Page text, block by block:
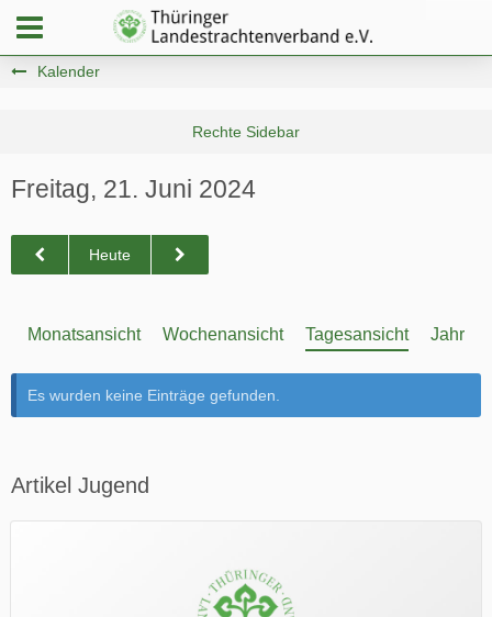
Kalender
Freitag, 21. Juni 2024
Heute
Monatsansicht Wochenansicht Tagesansicht
Es wurden keine Einträge gefunden.
Artikel Jugend